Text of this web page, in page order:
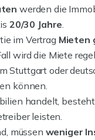
werden die
20/30 Jahre.
im Vertrag Mieten
wird die Miete
Stuttgart oder
können.
handelt,
leisten.
müssen weniger